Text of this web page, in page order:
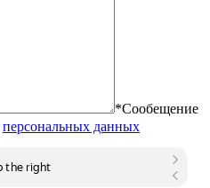
*Сообещение
персональных данных